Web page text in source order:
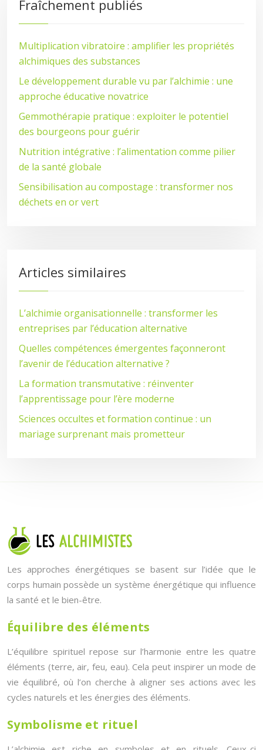
Fraîchement publiés
Multiplication vibratoire : amplifier les propriétés
alchimiques des substances
Le développement durable vu par l’alchimie : une
approche éducative novatrice
Gemmothérapie pratique : exploiter le potentiel
des bourgeons pour guérir
Nutrition intégrative : l’alimentation comme pilier
de la santé globale
Sensibilisation au compostage : transformer nos
déchets en or vert
Articles similaires
L’alchimie organisationnelle : transformer les
entreprises par l’éducation alternative
Quelles compétences émergentes façonneront
l’avenir de l’éducation alternative ?
La formation transmutative : réinventer
l’apprentissage pour l’ère moderne
Sciences occultes et formation continue : un
mariage surprenant mais prometteur
Les approches énergétiques se basent sur l’idée que le
corps humain possède un système énergétique qui influence
la santé et le bien-être.
Équilibre des éléments
L’équilibre spirituel repose sur l’harmonie entre les quatre
éléments (terre, air, feu, eau). Cela peut inspirer un mode de
vie équilibré, où l’on cherche à aligner ses actions avec les
cycles naturels et les énergies des éléments.
Symbolisme et rituel